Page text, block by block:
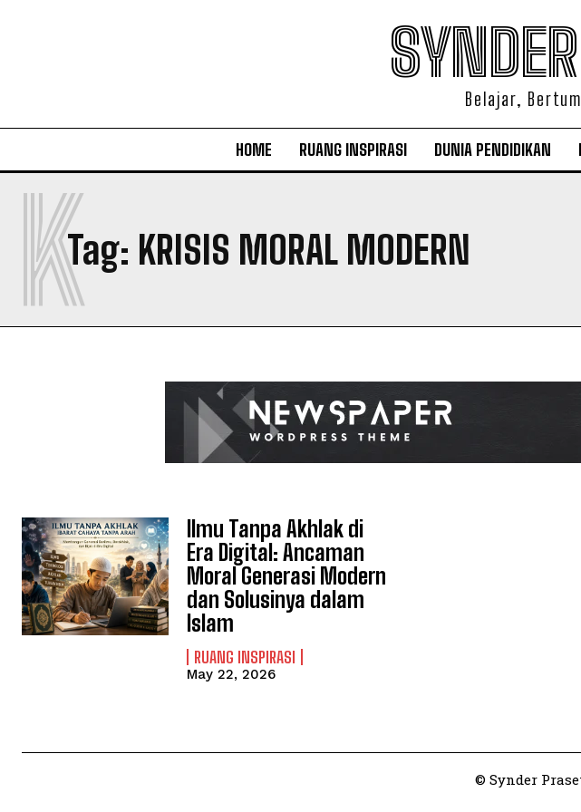
Belajar,
HOME RUANG INSPIRASI DUNIA PENDIDIKAN
Tag: KRISIS MORAL MODERN
K
Ilmu Tanpa Akhlak di
Era Digital: Ancaman
Moral Generasi Modern
dan Solusinya dalam
Islam
RUANG INSPIRASI
May 22, 2026
© Synder